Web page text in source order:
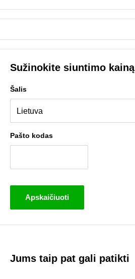
Sužinokite siuntimo kainą
Šalis
Pašto kodas
Apskaičiuoti
Jums taip pat gali patikti